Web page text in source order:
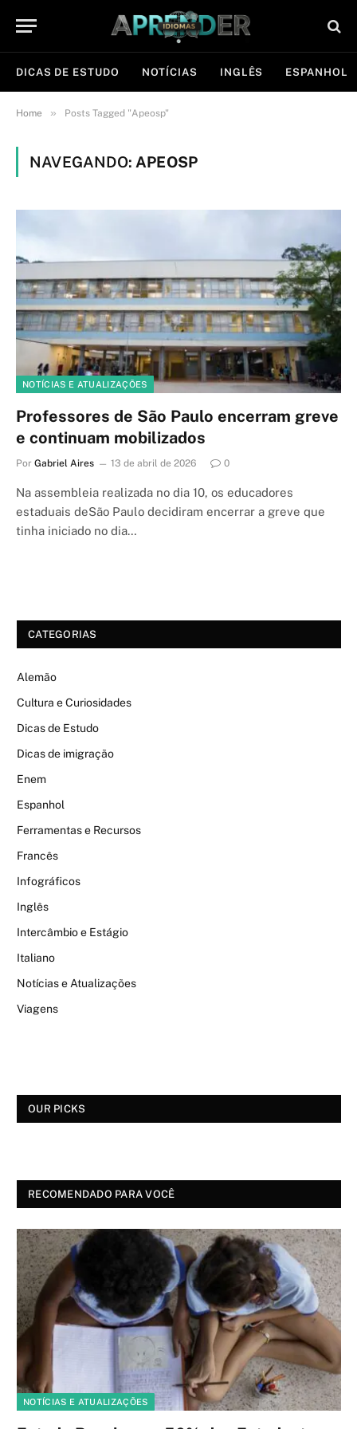
DICAS DE ESTUDO NOTÍCIAS INGLÊS ESPANHOL
Home » Posts Tagged "Apeosp"
NAVEGANDO: APEOSP
NOTÍCIAS E ATUALIZAÇÕES
Professores de São Paulo encerram greve
e continuam mobilizados
Por Gabriel Aires 13 de abril de 2026 0
Na assembleia realizada no dia 10, os educadores
estaduais deSão Paulo decidiram encerrar a greve que
tinha iniciado no dia…
CATEGORIAS
Alemão
Cultura e Curiosidades
Dicas de Estudo
Dicas de imigração
Enem
Espanhol
Ferramentas e Recursos
Francês
Infográficos
Inglês
Intercâmbio e Estágio
Italiano
Notícias e Atualizações
Viagens
OUR PICKS
RECOMENDADO PARA VOCÊ
NOTÍCIAS E ATUALIZAÇÕES